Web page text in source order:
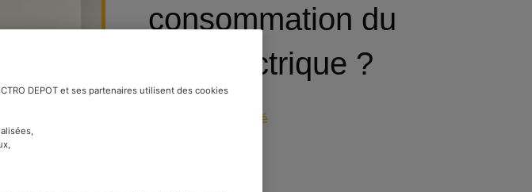
consommation du
four électrique ?
Durabilité
DEPOT et ses partenaires utilisent des cookies